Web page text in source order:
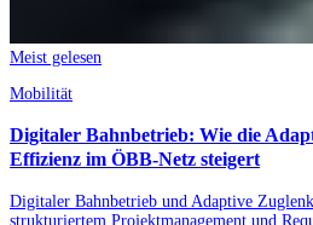
Meist gelesen
Mobilität
Digitaler Bahnbetrieb: Wie die
Effizienz im ÖBB-Netz steigert
Digitaler Bahnbetrieb und Adaptive
strukturiertem Projektmanagement und